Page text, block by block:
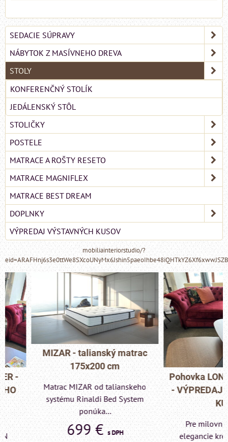
SEDACIE SÚPRAVY
NÁBYTOK Z MASÍVNEHO DREVA
STOLY
KONFERENČNÝ STOLÍK
JEDÁLENSKÝ STÔL
STOLIČKY
POSTELE
MATRACE A ROŠTY RESETO
MATRACE MAGNIFLEX
MATRACE BEST DREAM
DOPLNKY
VÝPREDAJ VÝSTAVNÝCH KUSOV
mobiliainteriorstudio/?
MIZAR - talianský matrac
175x200 cm
Matrac MIZAR od talianskeho
systému Rinaldi Bed System
ponúka...
699 €s DPH
Pohovka LONDON
- VÝPREDAJ
KUSU
Pre milovníkov
elegancie kreslo a